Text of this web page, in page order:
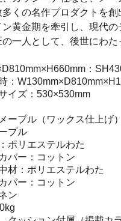
くの名作プロダクトを創
黄金期を牽引し、現代の
一人として、後世にわた
：
：
イズ：530×530mm
ープル（ワックス仕上げ）
プル
ポリエステルわた
バー：コットン
材：ポリエステルわた
バー：コットン
ン